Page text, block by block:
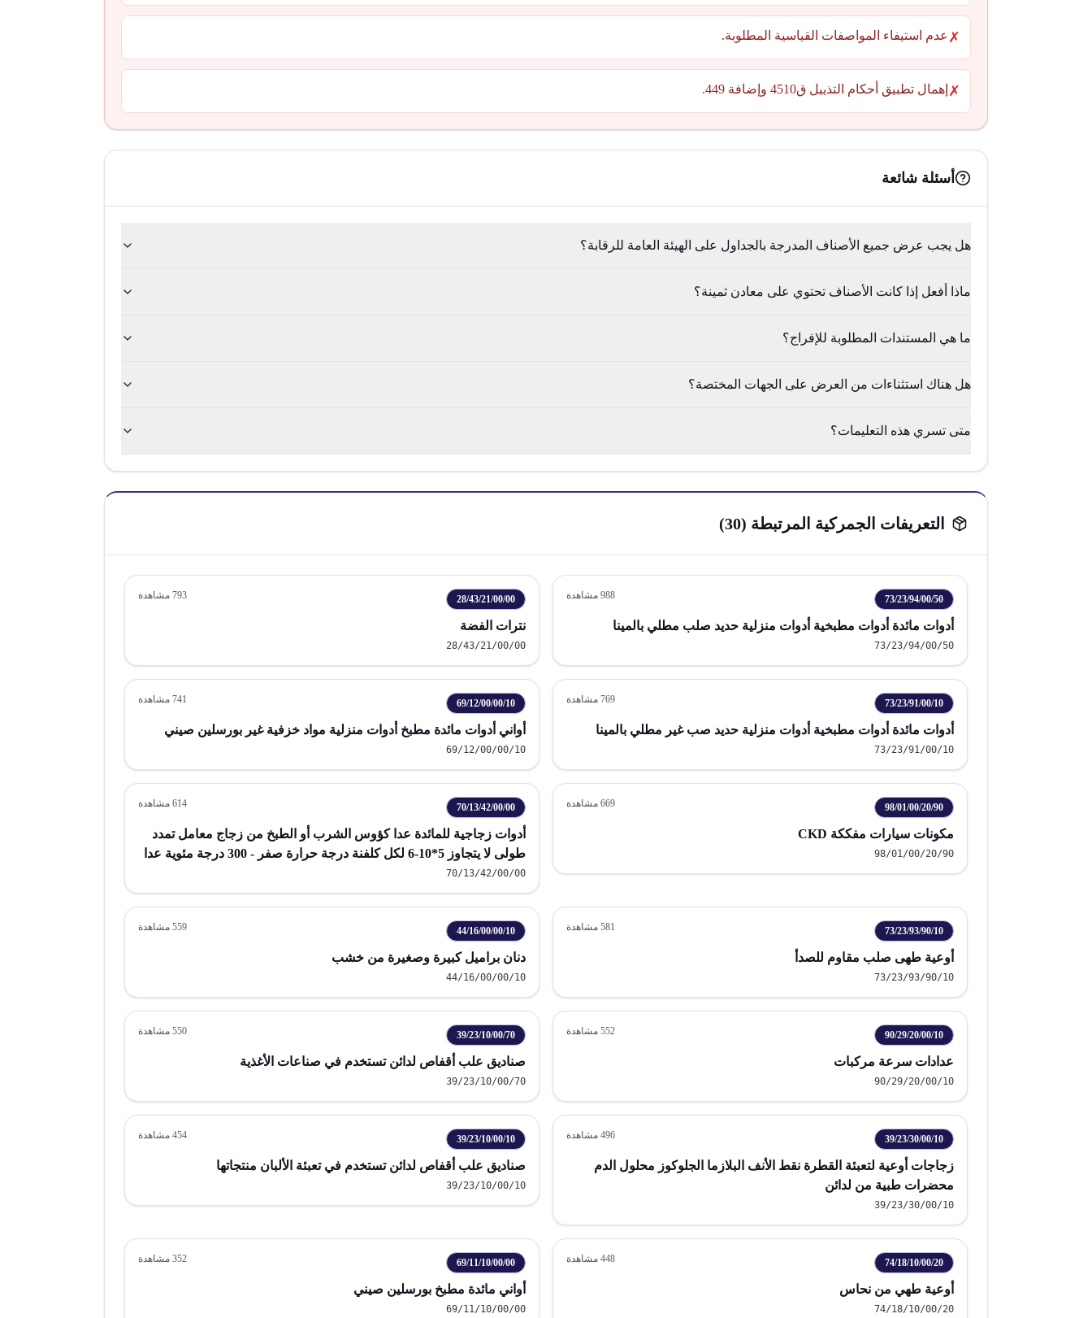
✗ عدم استيفاء المواصفات القياسية المطلوبة.
✗ إهمال تطبيق أحكام التذييل ق4510 وإضافة 449.
أسئلة شائعة
هل يجب عرض جميع الأصناف المدرجة بالجداول على الهيئة العامة للرقابة؟
ماذا أفعل إذا كانت الأصناف تحتوي على معادن ثمينة؟
ما هي المستندات المطلوبة للإفراج؟
هل هناك استثناءات من العرض على الجهات المختصة؟
متى تسري هذه التعليمات؟
التعريفات الجمركية المرتبطة (30
)
73/23/94/00/50
988 مشاهدة
أدوات مائدة أدوات مطبخية أدوات منزلية حديد صلب مطلي بالمينا
73/23/94/00/50
28/43/21/00/00
793 مشاهدة
نترات الفضة
28/43/21/00/00
73/23/91/00/10
769 مشاهدة
أدوات مائدة أدوات مطبخية أدوات منزلية حديد صب غير مطلي بالمينا
73/23/91/00/10
69/12/00/00/10
741 مشاهدة
أواني أدوات مائدة مطبخ أدوات منزلية مواد خزفية غير بورسلين صيني
69/12/00/00/10
98/01/00/20/90
669 مشاهدة
مكونات سيارات مفككة CKD
98/01/00/20/90
70/13/42/00/00
614 مشاهدة
أدوات زجاجية للمائدة عدا كؤوس الشرب أو الطبخ من زجاج معامل تمدد
طولى لا يتجاوز 5*10-6 لكل كلفنة درجة حرارة صفر - 300 درجة مئوية عدا
الخزف الزجاجى عدا الاصناف الداخلة فى البند 70 10 أو البند 70 18
70/13/42/00/00
73/23/93/90/10
581 مشاهدة
أوعية طهى صلب مقاوم للصدأ
73/23/93/90/10
44/16/00/00/10
559 مشاهدة
دنان براميل كبيرة وصغيرة من خشب
44/16/00/00/10
90/29/20/00/10
552 مشاهدة
عدادات سرعة مركبات
90/29/20/00/10
39/23/10/00/70
550 مشاهدة
صناديق علب أقفاص لدائن تستخدم في صناعات الأغذية
39/23/10/00/70
39/23/30/00/10
496 مشاهدة
زجاجات أوعية لتعبئة القطرة نقط الأنف البلازما الجلوكوز محلول الدم
محضرات طبية من لدائن
39/23/30/00/10
39/23/10/00/10
454 مشاهدة
صناديق علب أقفاص لدائن تستخدم في تعبئة الألبان منتجاتها
39/23/10/00/10
74/18/10/00/20
448 مشاهدة
أوعية طهي من نحاس
74/18/10/00/20
69/11/10/00/00
352 مشاهدة
أواني مائدة مطبخ بورسلين صيني
69/11/10/00/00